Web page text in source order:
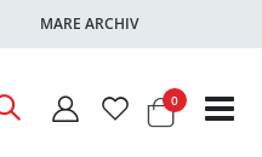
MARE ARCHIV
Warenkorb
0Artikel